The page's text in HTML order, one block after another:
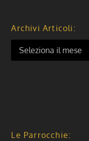
Archivi Articoli:
Le Parrocchie: